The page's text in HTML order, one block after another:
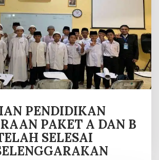
PENDIDIKAN
PAKET A DAN B
SELESAI